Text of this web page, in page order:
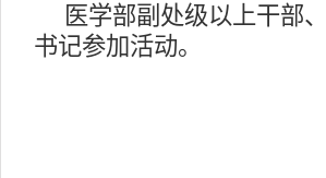
医学部副处级以上干部
书记参加活动。